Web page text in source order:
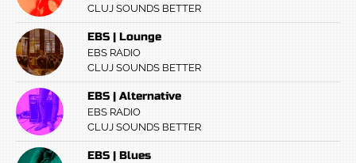
CLUJ SOUNDS BETTER
EBS | Lounge
EBS RADIO
CLUJ SOUNDS BETTER
EBS | Alternative
EBS RADIO
CLUJ SOUNDS BETTER
EBS | Blues